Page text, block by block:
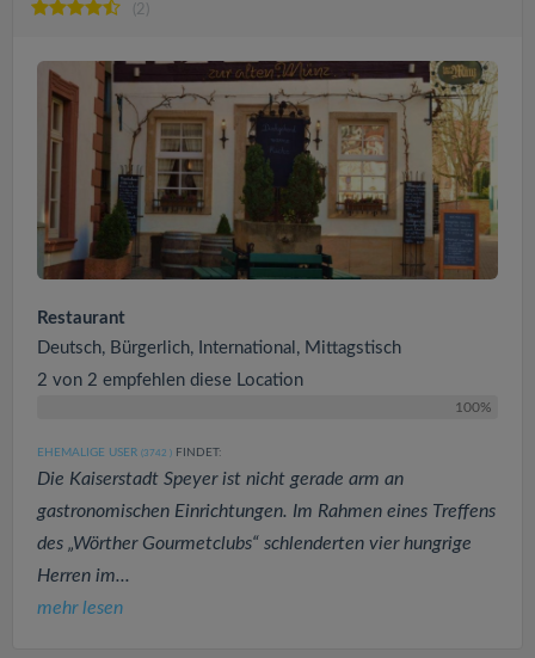
(2)
Restaurant
Deutsch, Bürgerlich, International, Mittagstisch
2 von 2 empfehlen diese Location
100%
EHEMALIGE USER (3742 ) FINDET:
Die Kaiserstadt Speyer ist nicht gerade arm an
gastronomischen Einrichtungen. Im Rahmen eines Treffens
des „Wörther Gourmetclubs“ schlenderten vier hungrige
Herren im...
mehr lesen